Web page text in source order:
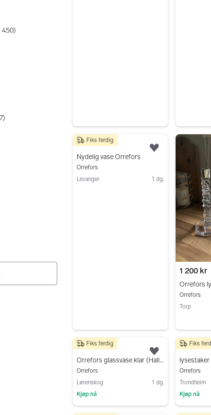
450)
)
500 kr
Nydelig vase Orrefors
Orrefors
Levanger
1 dg.
Fiks ferdig
Legg til som
1 200 kr
Orrefors
Orrefors
Torp
599 kr
Orrefors glassvase klar (Hallon/Raspberry) 20 cm
Orrefors
Lørenskog
1 dg.
Kjøp nå
Fiks ferdig
Legg til som
400 kr
lysestaker
Orrefors
Trondheim
Kjøp nå
Fiks